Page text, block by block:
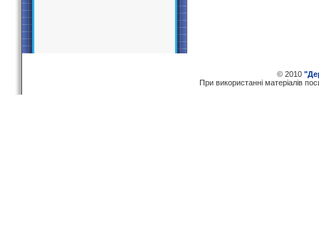
© 2010
При використаннi матерiалiв